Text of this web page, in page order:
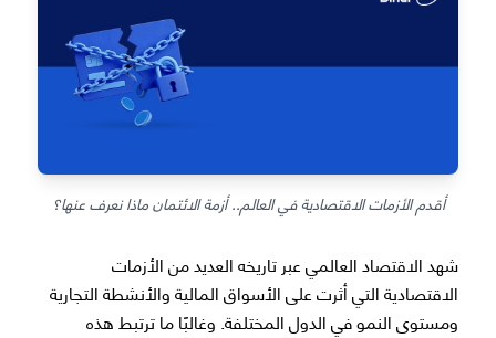
أقدم الأزمات الاقتصادية في العالم.. أزمة الائتمان ماذا نعرف عنها؟
شهد الاقتصاد العالمي عبر تاريخه العديد من الأزمات
الاقتصادية التي أثرت على الأسواق المالية والأنشطة التجارية
ومستوى النمو في الدول المختلفة. وغالبًا ما ترتبط هذه